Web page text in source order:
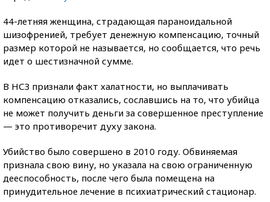
44-летняя женщина, страдающая параноидальной
шизофренией, требует денежную компенсацию, точный
размер которой не называется, но сообщается, что речь
идет о шестизначной сумме.
В НСЗ признали факт халатности, но выплачивать
компенсацию отказались, сославшись на то, что убийца
не может получить деньги за совершенное преступление
— это противоречит духу закона.
Убийство было совершено в 2010 году. Обвиняемая
признала свою вину, но указала на свою ограниченную
дееспособность, после чего была помещена на
принудительное лечение в психиатрический стационар.